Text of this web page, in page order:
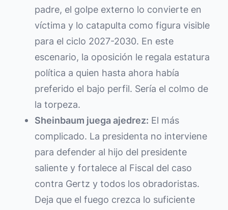
padre, el golpe externo lo convierte en
víctima y lo catapulta como figura visible
para el ciclo 2027-2030. En este
escenario, la oposición le regala estatura
política a quien hasta ahora había
preferido el bajo perfil. Sería el colmo de
la torpeza.
Sheinbaum juega ajedrez: El más
complicado. La presidenta no interviene
para defender al hijo del presidente
saliente y fortalece al Fiscal del caso
contra Gertz y todos los obradoristas.
Deja que el fuego crezca lo suficiente